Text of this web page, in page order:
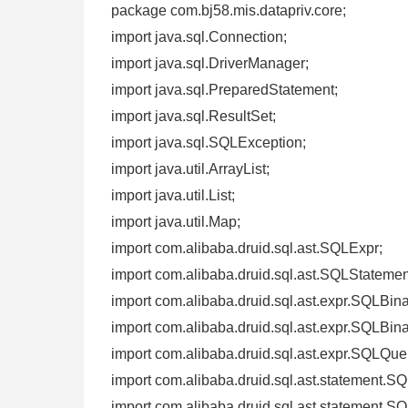
package com.bj58.mis.datapriv.core;
import java.sql.Connection;
import java.sql.DriverManager;
import java.sql.PreparedStatement;
import java.sql.ResultSet;
import java.sql.SQLException;
import java.util.ArrayList;
import java.util.List;
import java.util.Map;
import com.alibaba.druid.sql.ast.SQLExpr;
import
import
import
import
import